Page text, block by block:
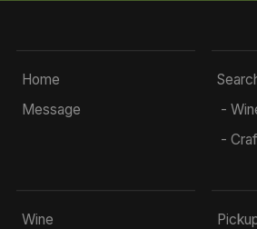
Home
Message
-
-
Wine